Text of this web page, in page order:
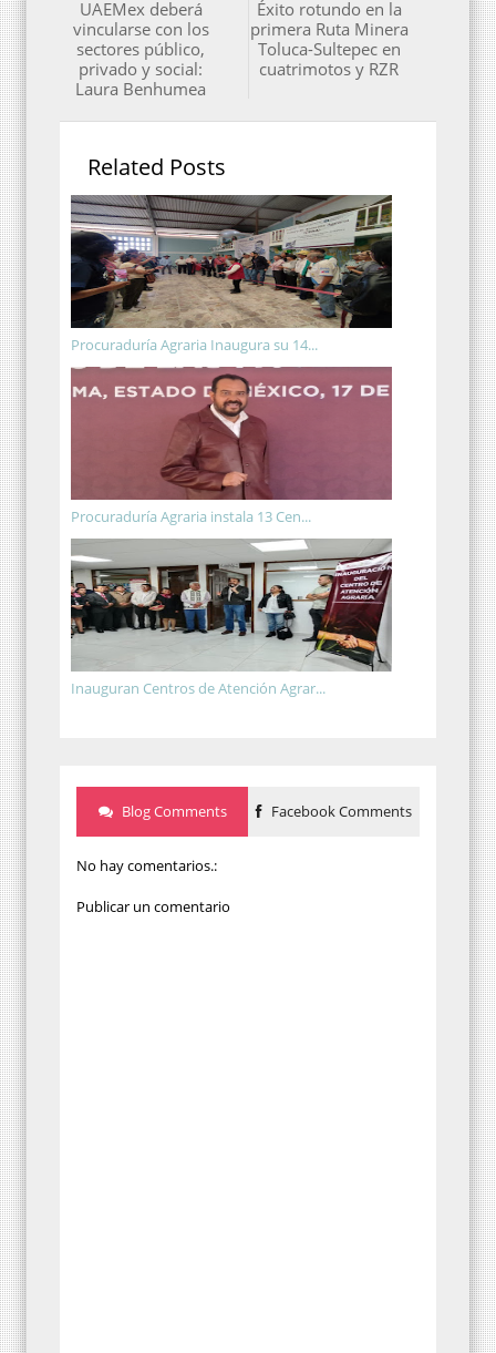
Éxito rotundo en la
primera Ruta Minera
Toluca-Sultepec en
cuatrimotos y RZR
UAEMex deberá
vincularse con los
sectores público,
privado y social:
Laura Benhumea
Related Posts
Procuraduría Agraria Inaugura su 14...
Procuraduría Agraria instala 13 Cen...
Inauguran Centros de Atención Agrar...
Blog Comments Facebook Comments
No hay comentarios.:
Publicar un comentario